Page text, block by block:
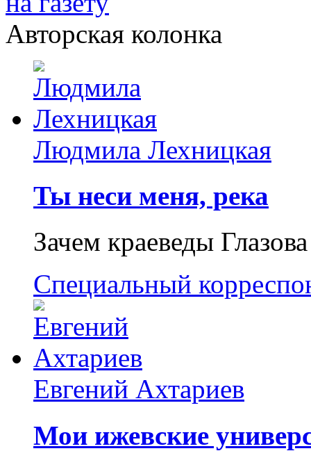
Авторская колонка
Людмила Лехницкая
Ты неси меня, река
Зачем краеведы
Специальный
Евгений Ахтариев
Мои ижевские